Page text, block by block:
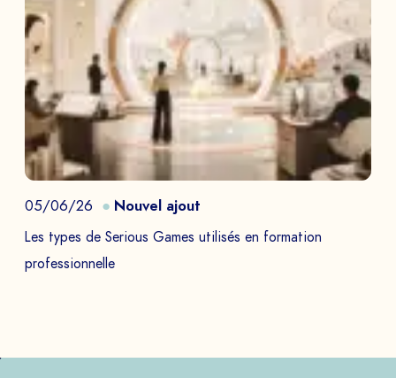
05/06/26 Nouvel ajout
Les types de Serious Games utilisés en formation
professionnelle